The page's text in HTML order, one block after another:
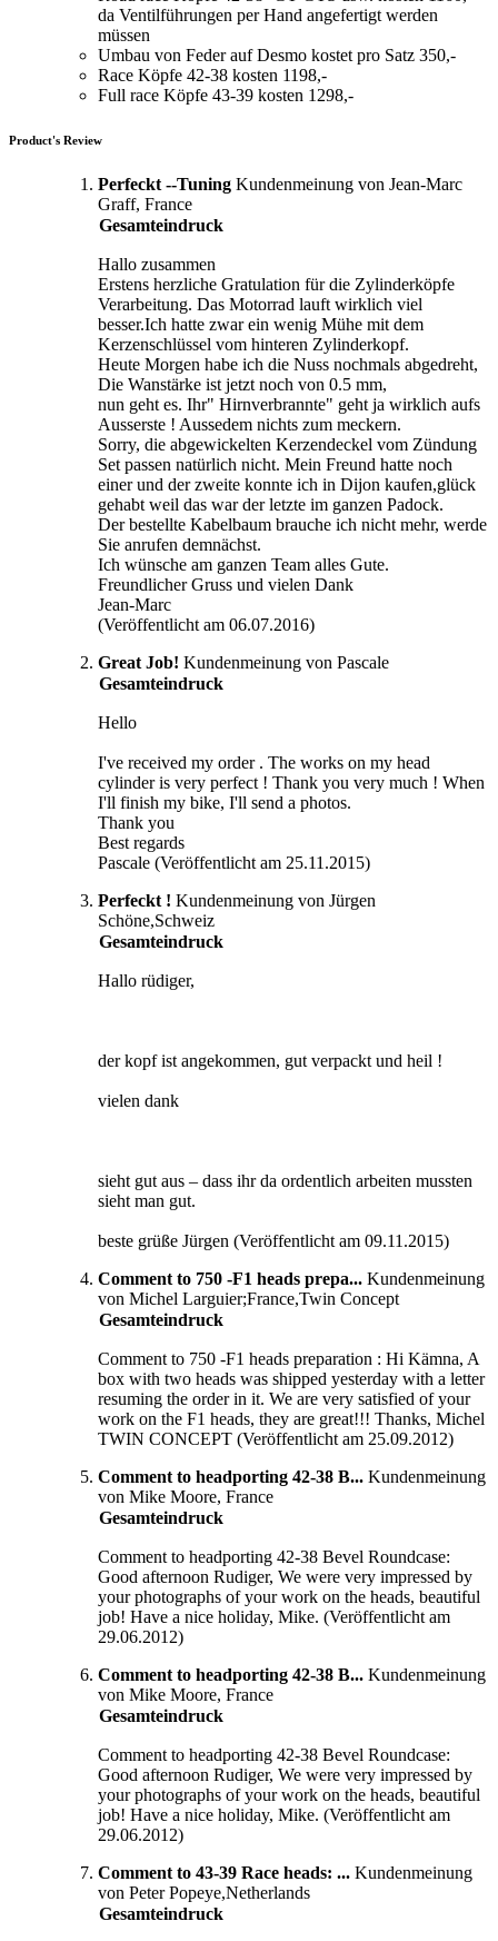
da Ventilführungen per Hand angefertigt werden
müssen
Umbau von Feder auf Desmo kostet pro Satz 350,-
Race Köpfe 42-38 kosten 1198,-
Full race Köpfe 43-39 kosten 1298,-
Product's Review
Perfeckt --Tuning Kundenmeinung von Jean-Marc
Graff, France
Gesamteindruck
Hallo zusammen
Erstens herzliche Gratulation für die Zylinderköpfe
Verarbeitung. Das Motorrad lauft wirklich viel
besser.Ich hatte zwar ein wenig Mühe mit dem
Kerzenschlüssel vom hinteren Zylinderkopf.
Heute Morgen habe ich die Nuss nochmals abgedreht,
Die Wanstärke ist jetzt noch von 0.5 mm,
nun geht es. Ihr" Hirnverbrannte" geht ja wirklich aufs
Ausserste ! Aussedem nichts zum meckern.
Sorry, die abgewickelten Kerzendeckel vom Zündung
Set passen natürlich nicht. Mein Freund hatte noch
einer und der zweite konnte ich in Dijon kaufen,glück
gehabt weil das war der letzte im ganzen Padock.
Der bestellte Kabelbaum brauche ich nicht mehr, werde
Sie anrufen demnächst.
Ich wünsche am ganzen Team alles Gute.
Freundlicher Gruss und vielen Dank
Jean-Marc
(Veröffentlicht am 06.07.2016)
Great Job! Kundenmeinung von Pascale
Gesamteindruck
Hello
I've received my order . The works on my head
cylinder is very perfect ! Thank you very much ! When
I'll finish my bike, I'll send a photos.
Thank you
Best regards
Pascale (Veröffentlicht am 25.11.2015)
Perfeckt ! Kundenmeinung von Jürgen
Schöne,Schweiz
Gesamteindruck
Hallo rüdiger,
der kopf ist angekommen, gut verpackt und heil !
vielen dank
sieht gut aus – dass ihr da ordentlich arbeiten mussten
sieht man gut.
beste grüße Jürgen (Veröffentlicht am 09.11.2015)
Comment to 750 -F1 heads prepa... Kundenmeinung
von Michel Larguier;France,Twin Concept
Gesamteindruck
Comment to 750 -F1 heads preparation : Hi Kämna, A
box with two heads was shipped yesterday with a letter
resuming the order in it. We are very satisfied of your
work on the F1 heads, they are great!!! Thanks, Michel
TWIN CONCEPT (Veröffentlicht am 25.09.2012)
Comment to headporting 42-38 B... Kundenmeinung
von Mike Moore, France
Gesamteindruck
Comment to headporting 42-38 Bevel Roundcase:
Good afternoon Rudiger, We were very impressed by
your photographs of your work on the heads, beautiful
job! Have a nice holiday, Mike. (Veröffentlicht am
29.06.2012)
Comment to headporting 42-38 B... Kundenmeinung
von Mike Moore, France
Gesamteindruck
Comment to headporting 42-38 Bevel Roundcase:
Good afternoon Rudiger, We were very impressed by
your photographs of your work on the heads, beautiful
job! Have a nice holiday, Mike. (Veröffentlicht am
29.06.2012)
Comment to 43-39 Race heads: ... Kundenmeinung
von Peter Popeye,Netherlands
Gesamteindruck